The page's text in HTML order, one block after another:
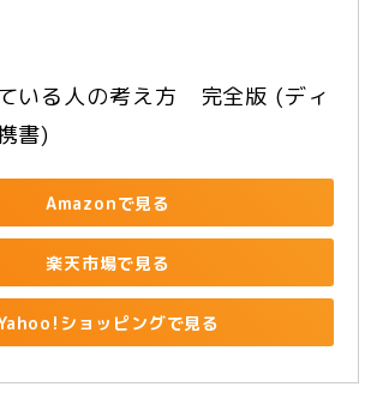
いる人の考え方　完全版 (ディ
書)
Amazonで見る
楽天市場で見る
ショッピングで見る